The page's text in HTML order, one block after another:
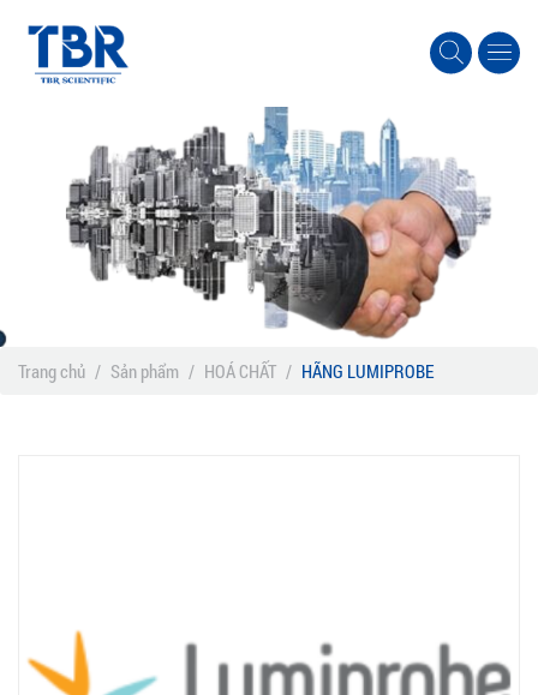
Trang chủ / Sản phẩm / HOÁ CHẤT / HÃNG LUMIPROBE